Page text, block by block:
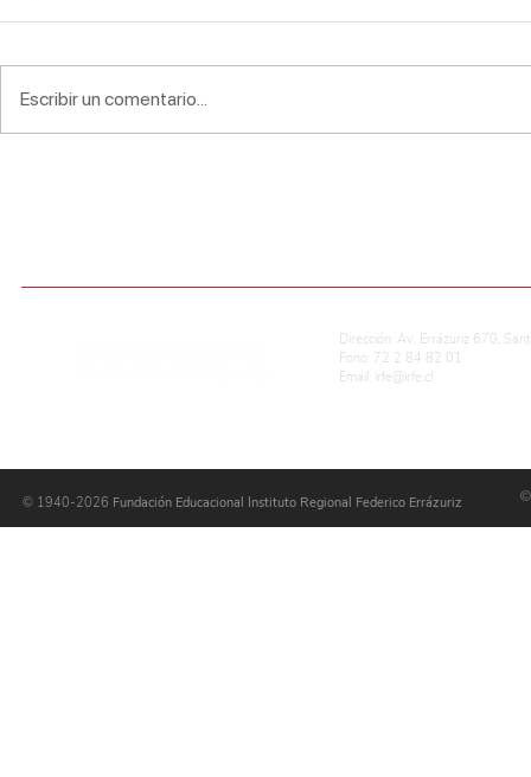
Escribir un comentario...
Dirección: Av. Errázuriz 670,
Fono: 72 2 84 82 01
Email:
irfe@irfe.cl
© 1940-2026 Fundación Educacional Instituto Regional Federico Errázuriz ©